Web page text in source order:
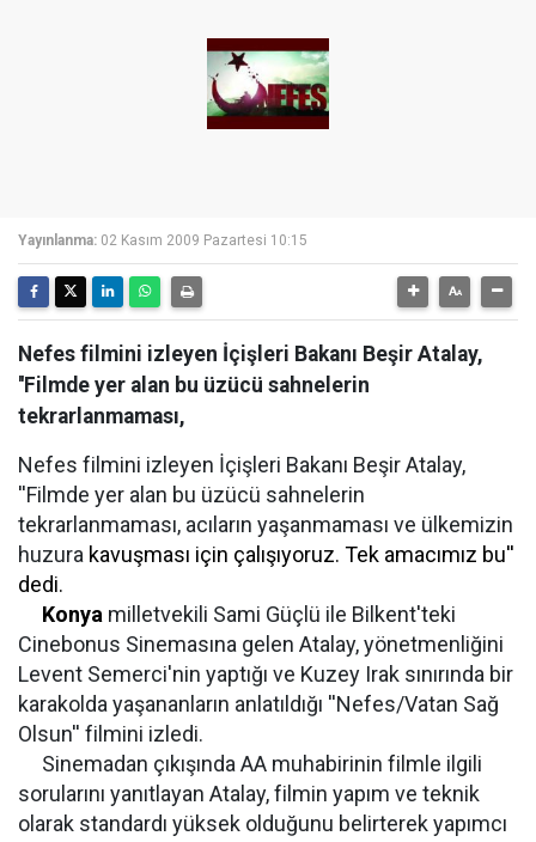
Yayınlanma: 02 Kasım 2009 Pazartesi 10:15
Nefes filmini izleyen İçişleri Bakanı Beşir Atalay,
''Filmde yer alan bu üzücü sahnelerin
tekrarlanmaması,
Nefes filmini izleyen İçişleri Bakanı Beşir Atalay,
''Filmde yer alan bu üzücü sahnelerin
tekrarlanmaması, acıların yaşanmaması ve ülkemizin
huzura kavuşması için çalışıyoruz. Tek amacımız bu''
dedi.
Konya milletvekili Sami Güçlü ile Bilkent'teki
Cinebonus Sinemasına gelen Atalay, yönetmenliğini
Levent Semerci'nin yaptığı ve Kuzey Irak sınırında bir
karakolda yaşananların anlatıldığı ''Nefes/Vatan Sağ
Olsun'' filmini izledi.
Sinemadan çıkışında AA muhabirinin filmle ilgili
sorularını yanıtlayan Atalay, filmin yapım ve teknik
olarak standardı yüksek olduğunu belirterek yapımcı